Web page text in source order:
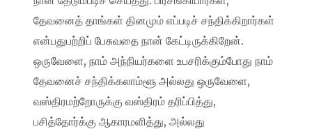
தேவனைத் தாங்கள் தினமும் எப்படிச் சந்திக்கிறார்கள்
என்பதுபற்றிப் பேசுவதை நான் கேட்டிருக்கிறேன்.
ஒருவேளை, நாம் அந்நியர்களை உபசரிக்கும்போது நாம்
தேவனைச் சந்திக்கலாம்ளூ அல்லது ஒருவேளை,
வஸ்திரமற்றோருக்கு வஸ்திரம் தரிப்பித்து,
பசித்தோர்க்கு ஆகாரமளித்து, அல்லது